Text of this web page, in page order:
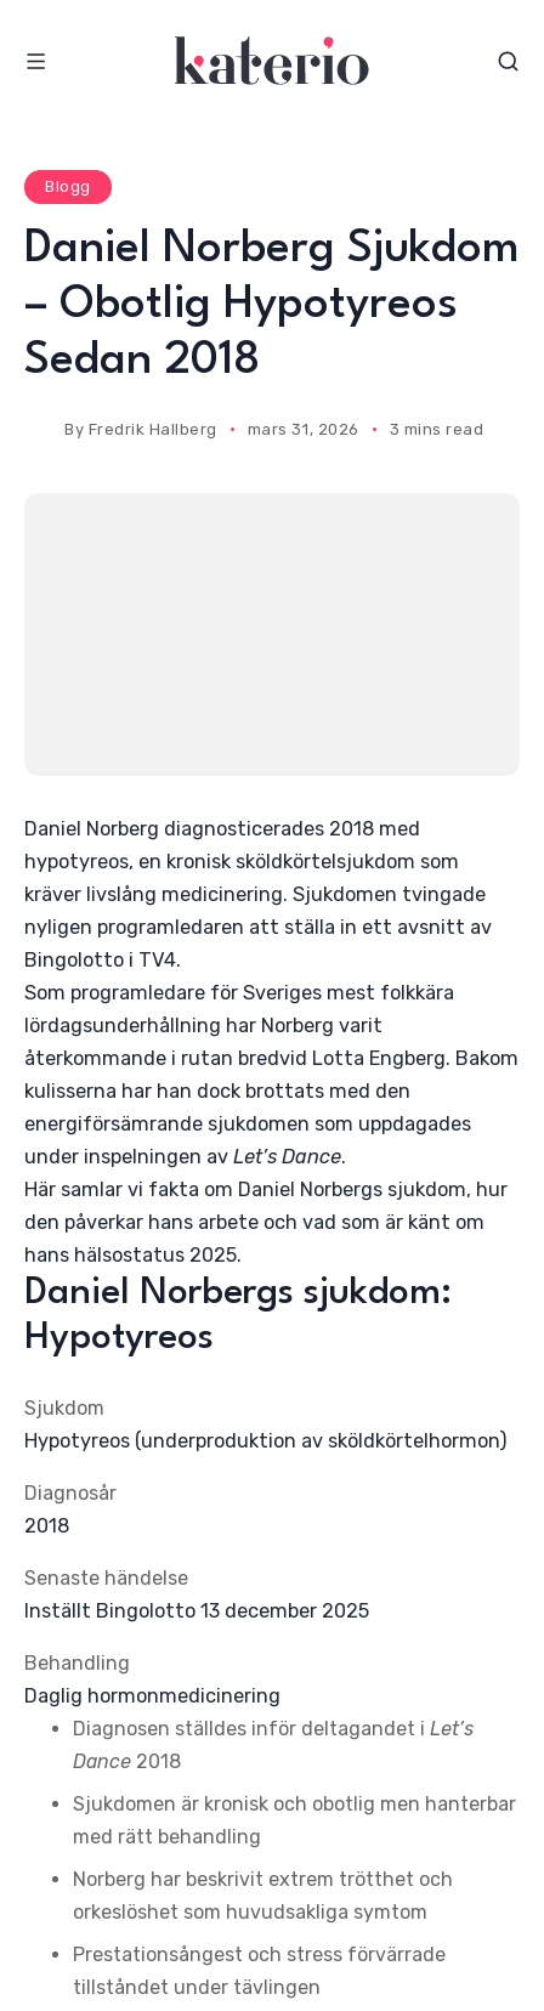
Blogg
Daniel Norberg Sjukdom
– Obotlig Hypotyreos
Sedan 2018
By Fredrik Hallberg mars 31, 2026 3 mins read
Daniel Norberg diagnosticerades 2018 med
hypotyreos, en kronisk sköldkörtelsjukdom som
kräver livslång medicinering. Sjukdomen tvingade
nyligen programledaren att ställa in ett avsnitt av
Bingolotto i TV4.
Som programledare för Sveriges mest folkkära
lördagsunderhållning har Norberg varit
återkommande i rutan bredvid Lotta Engberg. Bakom
kulisserna har han dock brottats med den
energiförsämrande sjukdomen som uppdagades
under inspelningen av Let’s Dance.
Här samlar vi fakta om Daniel Norbergs sjukdom, hur
den påverkar hans arbete och vad som är känt om
hans hälsostatus 2025.
Daniel Norbergs sjukdom:
Hypotyreos
Sjukdom
Hypotyreos (underproduktion av sköldkörtelhormon)
Diagnosår
2018
Senaste händelse
Inställt Bingolotto 13 december 2025
Behandling
Daglig hormonmedicinering
Diagnosen ställdes inför deltagandet i Let’s
Dance 2018
Sjukdomen är kronisk och obotlig men hanterbar
med rätt behandling
Norberg har beskrivit extrem trötthet och
orkeslöshet som huvudsakliga symtom
Prestationsångest och stress förvärrade
tillståndet under tävlingen